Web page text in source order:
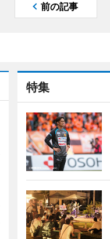
前の記事
特集